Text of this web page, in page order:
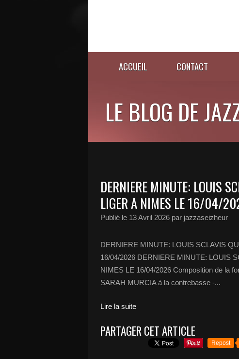
ACCUEIL CONTACT
LE BLOG DE
DERNIERE MINUTE: LOUIS
LIGER A NIMES LE 16/04/
Publié le 13 Avril 2026 par jazzaseizheur
DERNIERE MINUTE: LOUIS SCLAVIS
16/04/2026 DERNIERE MINUTE: LOUIS
NIMES LE 16/04/2026 Composition de la
SARAH MURCIA à la contrebasse -...
Lire la suite
PARTAGER CET ARTICLE
Repost